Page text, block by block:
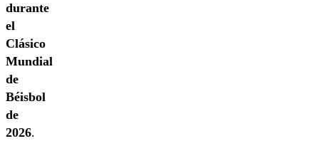
durante
el
Clásico
Mundial
de
Béisbol
de
2026.